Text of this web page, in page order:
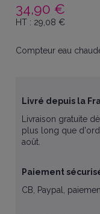
34,90 €
HT : 29,08€
Compteur eau
Livré depuis la
Livraison gratuite
plus long que
août.
Paiement
CB, Paypal,